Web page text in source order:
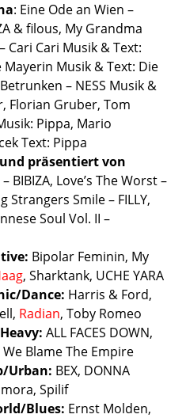
: Eine Ode an Wien –
& filous, My Grandma
Cari Cari Musik & Text:
Mayerin Musik & Text: Die
– NESS Musik &
Florian Gruber, Tom
Pippa, Mario
Text: Pippa
präsentiert von
BIBIZA, Love’s The Worst –
Strangers Smile – FILLY,
Soul Vol. II –
Bipolar Feminin, My
, Sharktank, UCHE YARA
Dance: Harris & Ford,
Radian, Toby Romeo
ALL FACES DOWN,
Blame The Empire
Urban: BEX, DONNA
Spilif
Blues: Ernst Molden,